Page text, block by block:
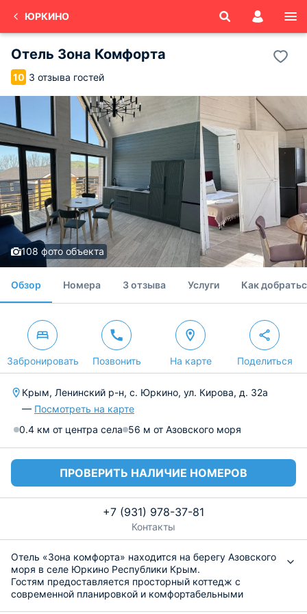
ЮРКИНО
Отель Зона Комфорта
10 3 отзыва гостей
108 фото объекта
Обзор Номера 3 отзыва Услуги Как
Забронировать Позвонить На карте Поделиться
Крым, Ленинский р-н, с. Юркино, ул. Кирова, д. 32а
— Посмотреть на карте
0.4 км от центра села 56 м от Азовского моря
ПРОВЕРИТЬ НАЛИЧИЕ НОМЕРОВ
+7 (931) 978-37-81
Контакты
Отель «Зона комфорта» находится на берегу Азовского
моря в селе Юркино Республики Крым.
Гостям предоставляется просторный коттедж с
современной планировкой и комфортабельными